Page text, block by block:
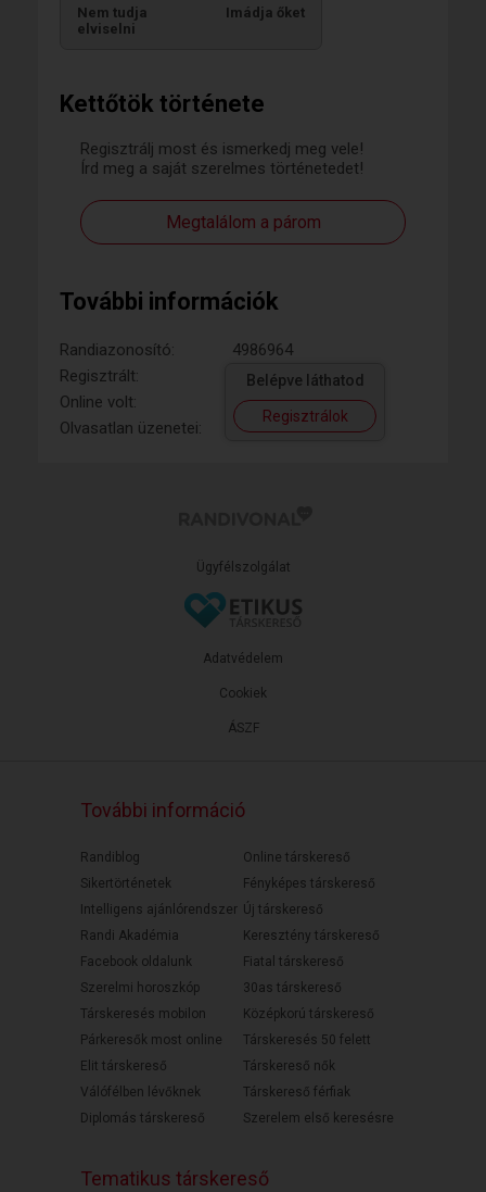
Kettőtök története
Regisztrálj most és ismerkedj meg vele!
Írd meg a saját szerelmes történetedet!
Megtalálom a párom
További információk
Randiazonosító:
4986964
Regisztrált:
Online volt:
Olvasatlan üzenetei:
Belépve láthatod
Regisztrálok
Nem tudja
elviselni
Imádja őket
Ügyfélszolgálat
ÁSZF
Adatvédelem
Cookiek
További információ
Randiblog
Sikertörténetek
Intelligens ajánlórendszer
Randi Akadémia
Facebook oldalunk
Szerelmi horoszkóp
Társkeresés mobilon
Párkeresők most online
Elit társkereső
Válófélben lévőknek
Diplomás társkereső
Online társkereső
Fényképes társkereső
Új társkereső
Keresztény társkereső
Fiatal társkereső
30as társkereső
Középkorú társkereső
Társkeresés 50 felett
Társkereső nők
Társkereső férfiak
Szerelem első keresésre
Tematikus társkereső